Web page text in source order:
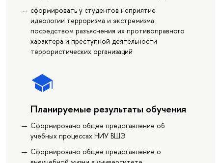
сформировать у студентов неприятие
идеологии терроризма и экстремизма
посредством разъяснения их противоправного
характера и преступной деятельности
террористических организаций
Планируемые результаты обучения
Сформировано общее представление об
учебных процессах НИУ ВШЭ
Сформировано общее представление о